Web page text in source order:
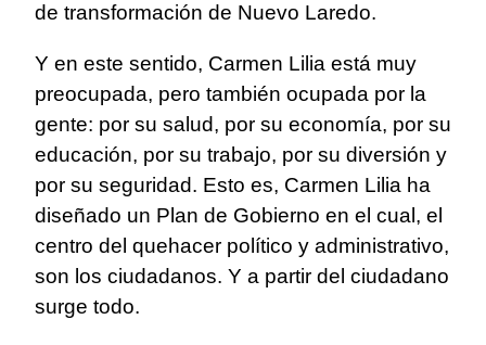
de transformación de Nuevo Laredo.
Y en este sentido, Carmen Lilia está muy
preocupada, pero también ocupada por la
gente: por su salud, por su economía, por su
educación, por su trabajo, por su diversión y
por su seguridad. Esto es, Carmen Lilia ha
diseñado un Plan de Gobierno en el cual, el
centro del quehacer político y administrativo,
son los ciudadanos. Y a partir del ciudadano
surge todo.